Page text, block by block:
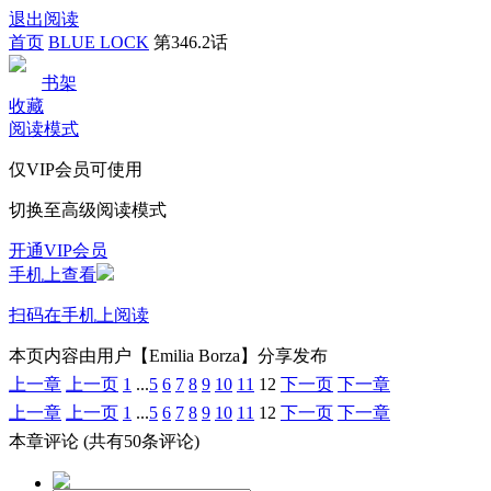
退出阅读
首页 BLUE LOCK 第346.2话
书架
收藏
阅读模式
仅VIP会员可使用
切换至高级阅读模式
开通VIP会员
手机上查看
扫码在手机上阅读
本页内容由用户【Emilia Borza】分享发布
上一章
上一页 1 ...5 6 7 8 9 10 11 12 下一页 下一章
上一章
上一页 1 ...5 6 7 8 9 10 11 12 下一页 下一章
本章评论 (共有50条评论)